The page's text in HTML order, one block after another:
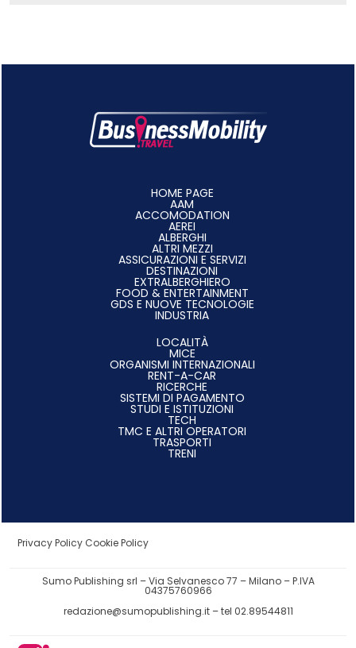
HOME PAGE
AAM
ACCOMODATION
AEREI
ALBERGHI
ALTRI MEZZI
ASSICURAZIONI E SERVIZI
DESTINAZIONI
EXTRALBERGHIERO
FOOD & ENTERTAINMENT
GDS E NUOVE TECNOLOGIE
INDUSTRIA
LOCALITÀ
MICE
ORGANISMI INTERNAZIONALI
RENT-A-CAR
RICERCHE
SISTEMI DI PAGAMENTO
STUDI E ISTITUZIONI
TECH
TMC E ALTRI OPERATORI
TRASPORTI
TRENI
Privacy Policy Cookie Policy
Sumo Publishing srl – Via Selvanesco 77 – Milano – P.IVA
04375760966
redazione@sumopublishing.it– tel 02.89544811